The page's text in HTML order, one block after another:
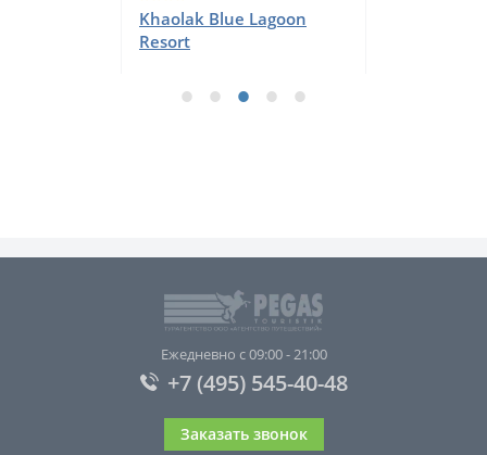
Khaolak Blue Lagoon
Resort
Ежедневно с 09:00 - 21:00
+7 (495) 545-40-48
Заказать звонок